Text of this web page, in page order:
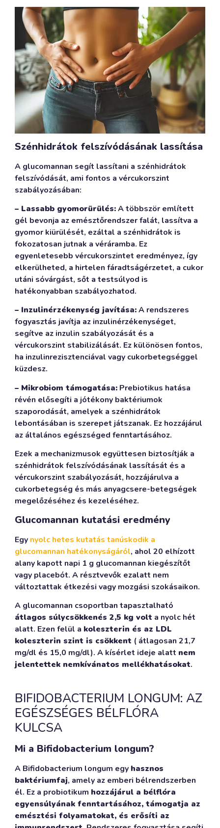
Szénhidrátok felszívódásának lassítása
A glucomannan segít lassítani a szénhidrátok
felszívódását, ami fontos a vércukorszint
szabályozásában:
– Lassabb gyomorürülés:A többször említett
gél bevonja az emésztőrendszer falát, lassítva a
gyomor kiürülését, ezáltal a szénhidrátok is
fokozatosan jutnak a véráramba. Ez
egyenletesebb vércukorszintet eredményez, így
elkerülheted, a hirtelen fáradtságérzetet, a cukor
utáni sóvárgást, sőt a testsúlyod is
hatékonyabban szabályozhatod.
– Inzulinérzékenység javítása:A rendszeres
fogyasztás javítja az inzulinérzékenységet,
segítve az inzulin szabályozását és a
vércukorszint stabilizálását. Ez különösen fontos,
ha inzulinrezisztenciával vagy cukorbetegséggel
küzdesz.
– Mikrobiom támogatása: Prebiotikus hatása
révén elősegíti a jótékony baktériumok
szaporodását, amelyek a szénhidrátok
lebontásában is szerepet játszanak. Ez hozzájárul
az általános egészséged fenntartásához.
Ezek a mechanizmusok együttesen biztosítják a
szénhidrátok felszívódásának lassítását és a
vércukorszint szabályozását, hozzájárulva a
cukorbetegség és más anyagcsere-betegségek
megelőzéséhez és kezeléséhez.
Glucomannan kutatási eredmény
Egy nyolc hetes kutatás tanúskodik a
glucomannan hatékonyságáról, ahol 20 elhízott
alany kapott napi 1 g glucomannan kiegészítőt
vagy placebót. A résztvevők ezalatt nem
változtattak étkezési vagy mozgási szokásaikon.
A glucomannan csoportban tapasztalható
átlagos súlycsökkenés 2,5 kg volt a nyolc hét
alatt. Ezen felül a koleszterin és az LDL
koleszterin szint is csökkent ( átlagosan 21,7
mg/dl és 15,0 mg/dl). A kísérlet ideje alatt nem
jelentettek nemkívánatos mellékhatásokat.
BIFIDOBACTERIUM LONGUM: AZ
EGÉSZSÉGES BÉLFLÓRA
KULCSA
Mi a Bifidobacterium longum?
A Bifidobacterium longum egy hasznos
baktériumfaj, amely az emberi bélrendszerben
él. Ez a probiotikum hozzájárul a bélflóra
egyensúlyának fenntartásához, támogatja az
emésztési folyamatokat, és erősíti az